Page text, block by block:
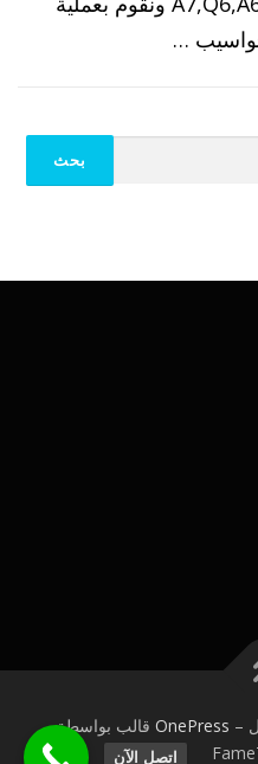
…
–
OnePress قالب بواسطة
اتصل الآن